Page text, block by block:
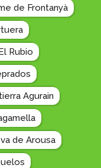
de Frontanyà
Rubio
Agurain
de Arousa